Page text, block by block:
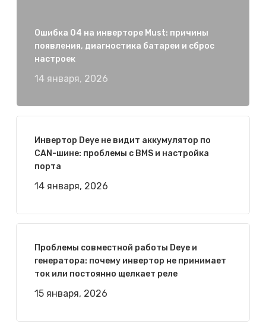
Ошибка 04 на инверторе Must: причины
появления, диагностика батареи и сброс
настроек
14 января, 2026
Инвертор Deye не видит аккумулятор по
CAN-шине: проблемы с BMS и настройка
порта
14 января, 2026
Проблемы совместной работы Deye и
генератора: почему инвертор не принимает
ток или постоянно щелкает реле
15 января, 2026